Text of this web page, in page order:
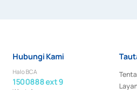
Hubungi Kami
Halo BCA
1500888 ext 9